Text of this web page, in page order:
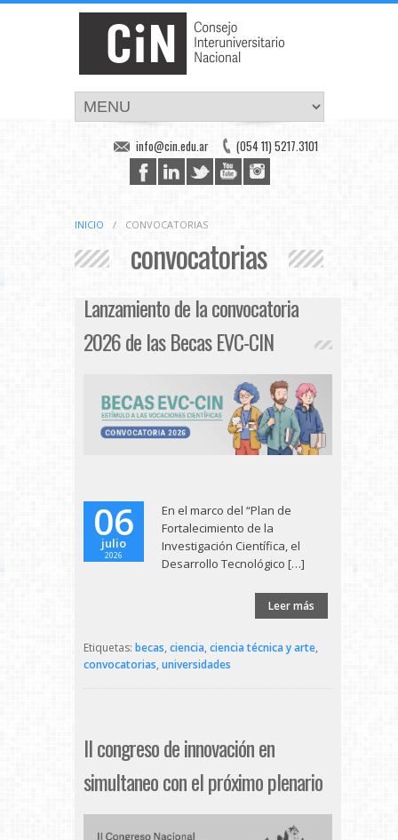
(054 11) 5217.3101
info@cin.edu.ar
INICIO / CONVOCATORIAS
convocatorias
Lanzamiento de la convocatoria
2026 de las Becas EVC-CIN
06
julio
2026
En el marco del “Plan de
Fortalecimiento de la
Investigación Científica, el
Desarrollo Tecnológico […]
Leer más
Etiquetas: becas, ciencia, ciencia técnica y arte,
convocatorias, universidades
II congreso de innovación en
simultaneo con el próximo plenario